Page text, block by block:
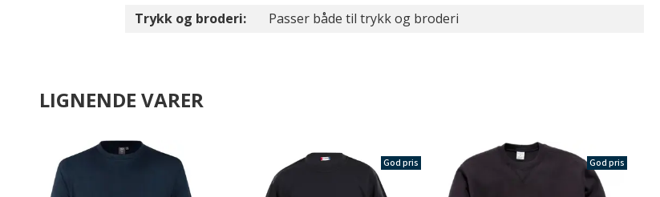
Trykk og broderi:
Passer både til trykk og broderi
LIGNENDE VARER
God pris God pris